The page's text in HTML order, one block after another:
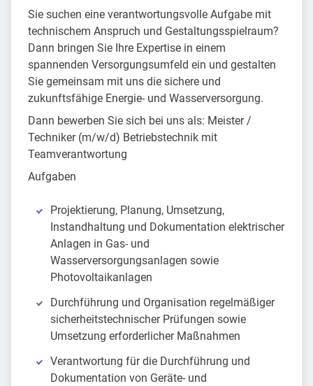
Sie suchen eine verantwortungsvolle Aufgabe mit
technischem Anspruch und Gestaltungsspielraum?
Dann bringen Sie Ihre Expertise in einem
spannenden Versorgungsumfeld ein und gestalten
Sie gemeinsam mit uns die sichere und
zukunftsfähige Energie- und Wasserversorgung.
Dann bewerben Sie sich bei uns als: Meister /
Techniker (m/w/d) Betriebstechnik mit
Teamverantwortung
Aufgaben
Projektierung, Planung, Umsetzung,
Instandhaltung und Dokumentation elektrischer
Anlagen in Gas- und
Wasserversorgungsanlagen sowie
Photovoltaikanlagen
Durchführung und Organisation regelmäßiger
sicherheitstechnischer Prüfungen sowie
Umsetzung erforderlicher Maßnahmen
Verantwortung für die Durchführung und
Dokumentation von Geräte- und